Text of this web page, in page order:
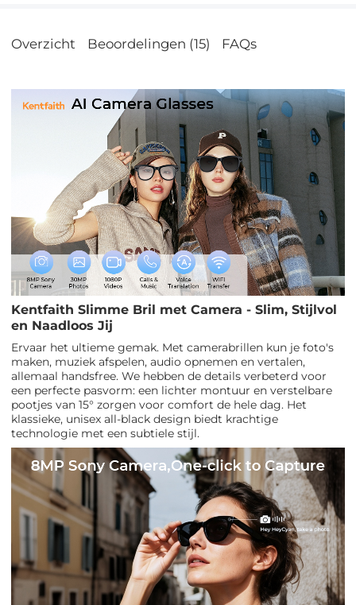
Overzicht Beoordelingen (15) FAQs
Kentfaith Slimme Bril met Camera - Slim, Stijlvol
en Naadloos Jij
Ervaar het ultieme gemak. Met camerabrillen kun je foto's
maken, muziek afspelen, audio opnemen en vertalen,
allemaal handsfree. We hebben de details verbeterd voor
een perfecte pasvorm: een lichter montuur en verstelbare
pootjes van 15° zorgen voor comfort de hele dag. Het
klassieke, unisex all-black design biedt krachtige
technologie met een subtiele stijl.